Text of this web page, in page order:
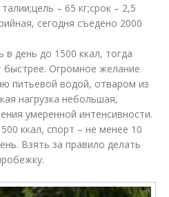
– 65 кг;срок – 2,5
сегодня съедено 2000
день до 1500 ккал, тогда
быстрее. Огромное желание
питьевой водой, отваром из
нагрузка небольшая,
умеренной интенсивности.
ккал, спорт – не менее 10
Взять за правило делать